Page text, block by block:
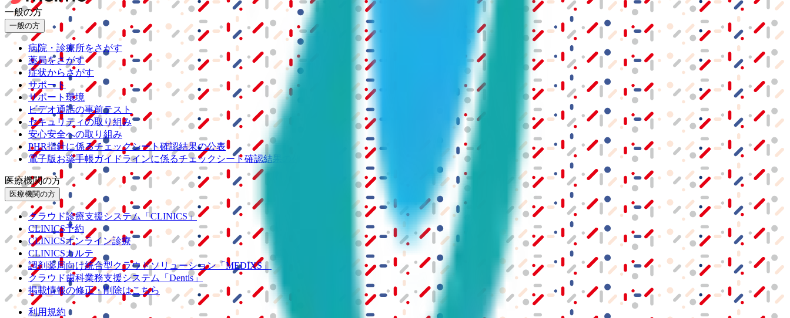
一般の方
一般の方
病院・診療所をさがす
薬局をさがす
症状からさがす
サポート
サポート環境
ビデオ通話の事前テスト
セキュリティの取り組み
安心安全への取り組み
PHR指針に係るチェックシート確認結果の公表
電子版お薬手帳ガイドラインに係るチェックシート確認結果の公表
医療機関の方
医療機関の方
クラウド診療支援システム
「CLINICS」
CLINICS予約
CLINICSオンライン診療
CLINICSカルテ
調剤薬局向け統合型クラウドソリューション「MEDIXS」
クラウド歯科業務支援システム
「Dentis」
掲載情報の修正・削除はこちら
利用規約